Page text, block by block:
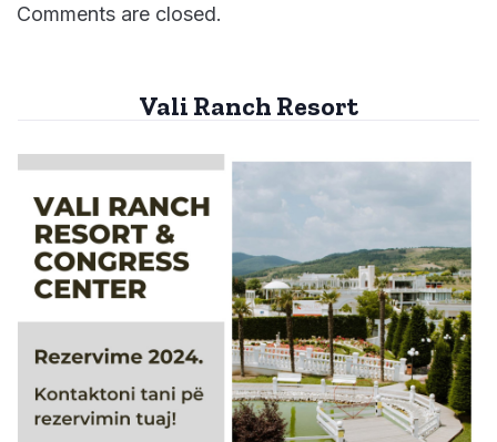
Comments are closed.
Vali Ranch Resort